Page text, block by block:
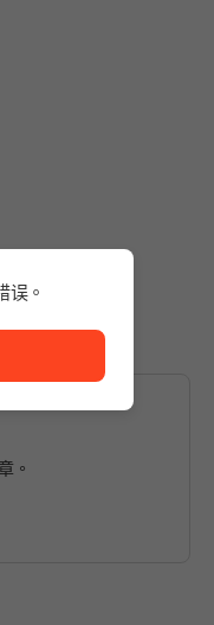
。
误。